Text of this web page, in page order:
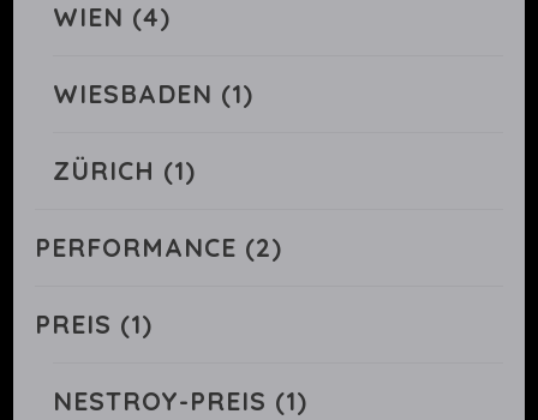
WIEN (4)
WIESBADEN (1)
ZÜRICH (1)
PERFORMANCE (2)
PREIS (1)
NESTROY-PREIS (1)